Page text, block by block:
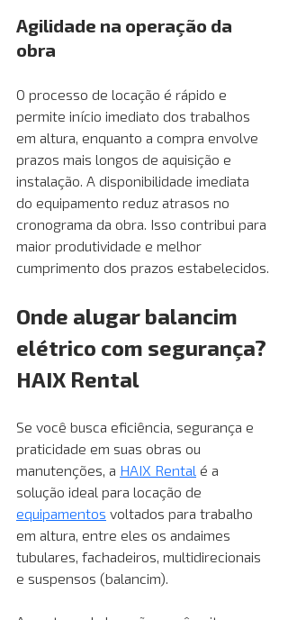
Agilidade na operação da
obra
O processo de locação é rápido e
permite início imediato dos trabalhos
em altura, enquanto a compra envolve
prazos mais longos de aquisição e
instalação. A disponibilidade imediata
do equipamento reduz atrasos no
cronograma da obra. Isso contribui para
maior produtividade e melhor
cumprimento dos prazos estabelecidos.
Onde alugar balancim
elétrico com segurança?
HAIX Rental
Se você busca eficiência, segurança e
praticidade em suas obras ou
manutenções, a HAIX Rental é a
solução ideal para locação de
equipamentos voltados para trabalho
em altura, entre eles os andaimes
tubulares, fachadeiros, multidirecionais
e suspensos (balancim).